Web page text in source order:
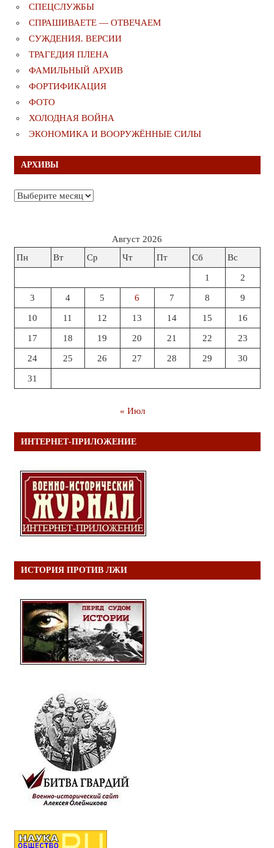
СПЕЦСЛУЖБЫ
СПРАШИВАЕТЕ — ОТВЕЧАЕМ
СУЖДЕНИЯ. ВЕРСИИ
ТРАГЕДИЯ ПЛЕНА
ФАМИЛЬНЫЙ АРХИВ
ФОРТИФИКАЦИЯ
ФОТО
ХОЛОДНАЯ ВОЙНА
ЭКОНОМИКА И ВООРУЖЁННЫЕ СИЛЫ
АРХИВЫ
Архивы
Август 2026
Пн
Вт Ср Чт Пт Сб Вс
1 2
3 4 5 6 7 8 9
10 11 12 13 14 15 16
17 18 19 20 21 22 23
24 25 26 27 28 29 30
31
« Июл
ИНТЕРНЕТ-ПРИЛОЖЕНИЕ
ИСТОРИЯ ПРОТИВ ЛЖИ